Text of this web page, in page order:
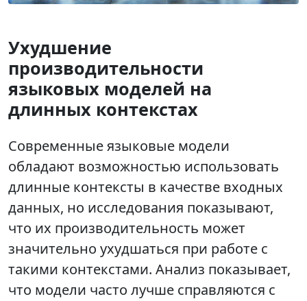
Ухудшение
производительности
языковых моделей на
длинных контекстах
Современные языковые модели
обладают возможностью использовать
длинные контексты в качестве входных
данных, но исследования показывают,
что их производительность может
значительно ухудшаться при работе с
такими контекстами. Анализ показывает,
что модели часто лучше справляются с